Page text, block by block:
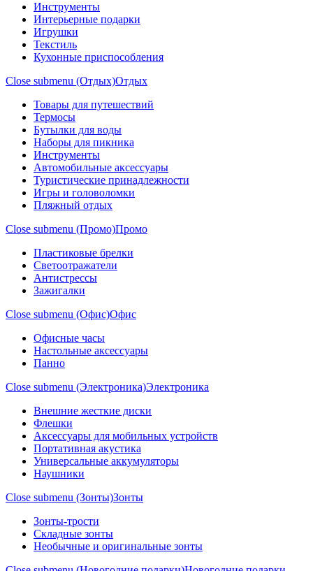
Инструменты
Интерьерные подарки
Игрушки
Текстиль
Кухонные приспособления
Close submenu (Отдых)Отдых
Товары для путешествий
Термосы
Бутылки для воды
Наборы для пикника
Инструменты
Автомобильные аксессуары
Туристические принадлежности
Игры и головоломки
Пляжный отдых
Close submenu (Промо)Промо
Пластиковые брелки
Светоотражатели
Антистрессы
Зажигалки
Close submenu (Офис)Офис
Офисные часы
Настольные аксессуары
Панно
Close submenu (Электроника)Электроника
Внешние жесткие диски
Флешки
Аксессуары для мобильных устройств
Портативная акустика
Универсальные аккумуляторы
Наушники
Close submenu (Зонты)Зонты
Зонты-трости
Складные зонты
Необычные и оригинальные зонты